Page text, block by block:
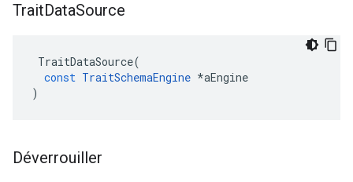
TraitDataSource
TraitDataSource(
const TraitSchemaEngine *aEngine
)
Déverrouiller